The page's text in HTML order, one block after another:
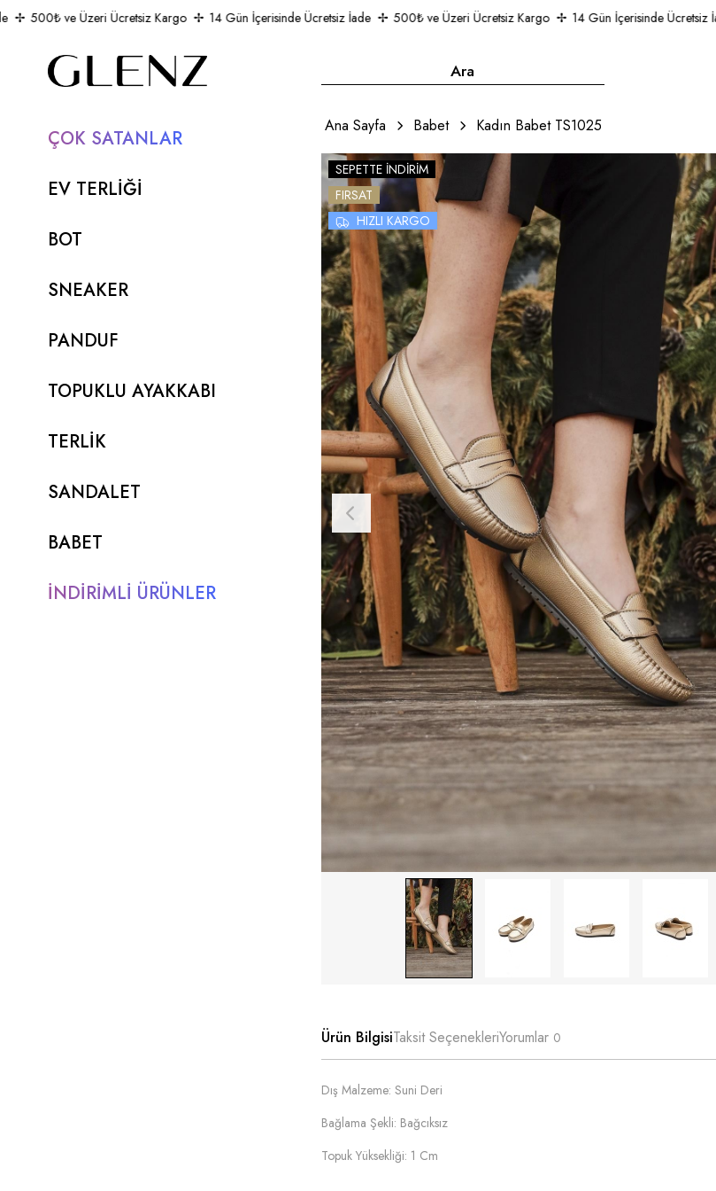
500₺ ve Üzeri Ücretsiz Kargo 14 Gün İçerisinde Ücretsiz İade 500₺ ve Üzeri Ücretsiz Kargo 14 Gün İçerisinde Ücretsiz İade
ÇOK SATANLAR
EV TERLİĞİ
BOT
SNEAKER
PANDUF
TOPUKLU AYAKKABI
TERLİK
SANDALET
BABET
İNDİRİMLİ ÜRÜNLER
Ana Sayfa Babet Kadın Babet TS1025
SEPETTE İNDIRIM
FIRSAT
HIZLI KARGO
Ürün BilgisiTaksit SeçenekleriYorumlar 0
Dış Malzeme: Suni Deri
Bağlama Şekli: Bağcıksız
Topuk Yüksekliği: 1 Cm